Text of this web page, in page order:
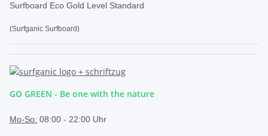
Surfboard Eco Gold Level Standard
(Surfganic Surfboard)
GO GREEN - Be one with the nature
Mo-So: 08:00 - 22:00 Uhr